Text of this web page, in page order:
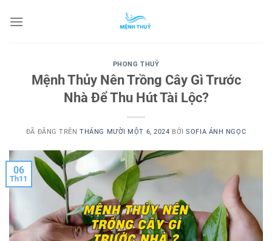
đến
PHONG THUỶ
Mệnh Thủy Nên Trồng Cây Gì Trước
Nhà Để Thu Hút Tài Lộc?
ĐÃ ĐĂNG TRÊNTHÁNG MƯỜI MỘT 6, 2024 BỞISOFIA ÁNH NGỌC
06
Th11